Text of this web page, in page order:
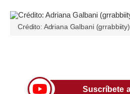
Tendencias
Crédito: Adriana Galbani (grrabbiity)
Suscríbete